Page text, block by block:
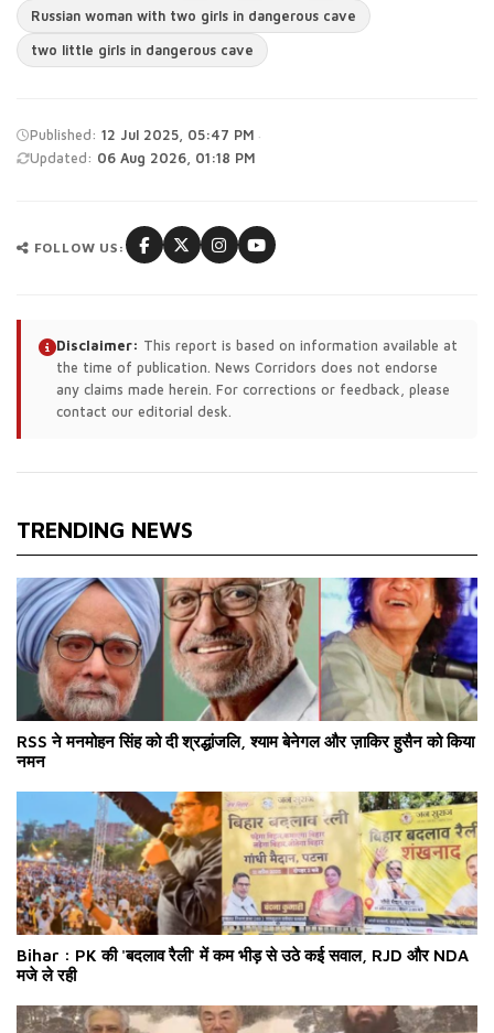
Russian woman with two girls in dangerous cave
two little girls in dangerous cave
Published: 12 Jul 2025, 05:47 PM ·
Updated: 06 Aug 2026, 01:18 PM
FOLLOW US:
Disclaimer: This report is based on information available at
the time of publication. News Corridors does not endorse
any claims made herein. For corrections or feedback, please
contact our editorial desk.
TRENDING NEWS
RSS ने मनमोहन सिंह को दी श्रद्धांजलि, श्याम बेनेगल और ज़ाकिर हुसैन को किया
नमन
Bihar : PK की 'बदलाव रैली' में कम भीड़ से उठे कई सवाल, RJD और NDA
मजे ले रही